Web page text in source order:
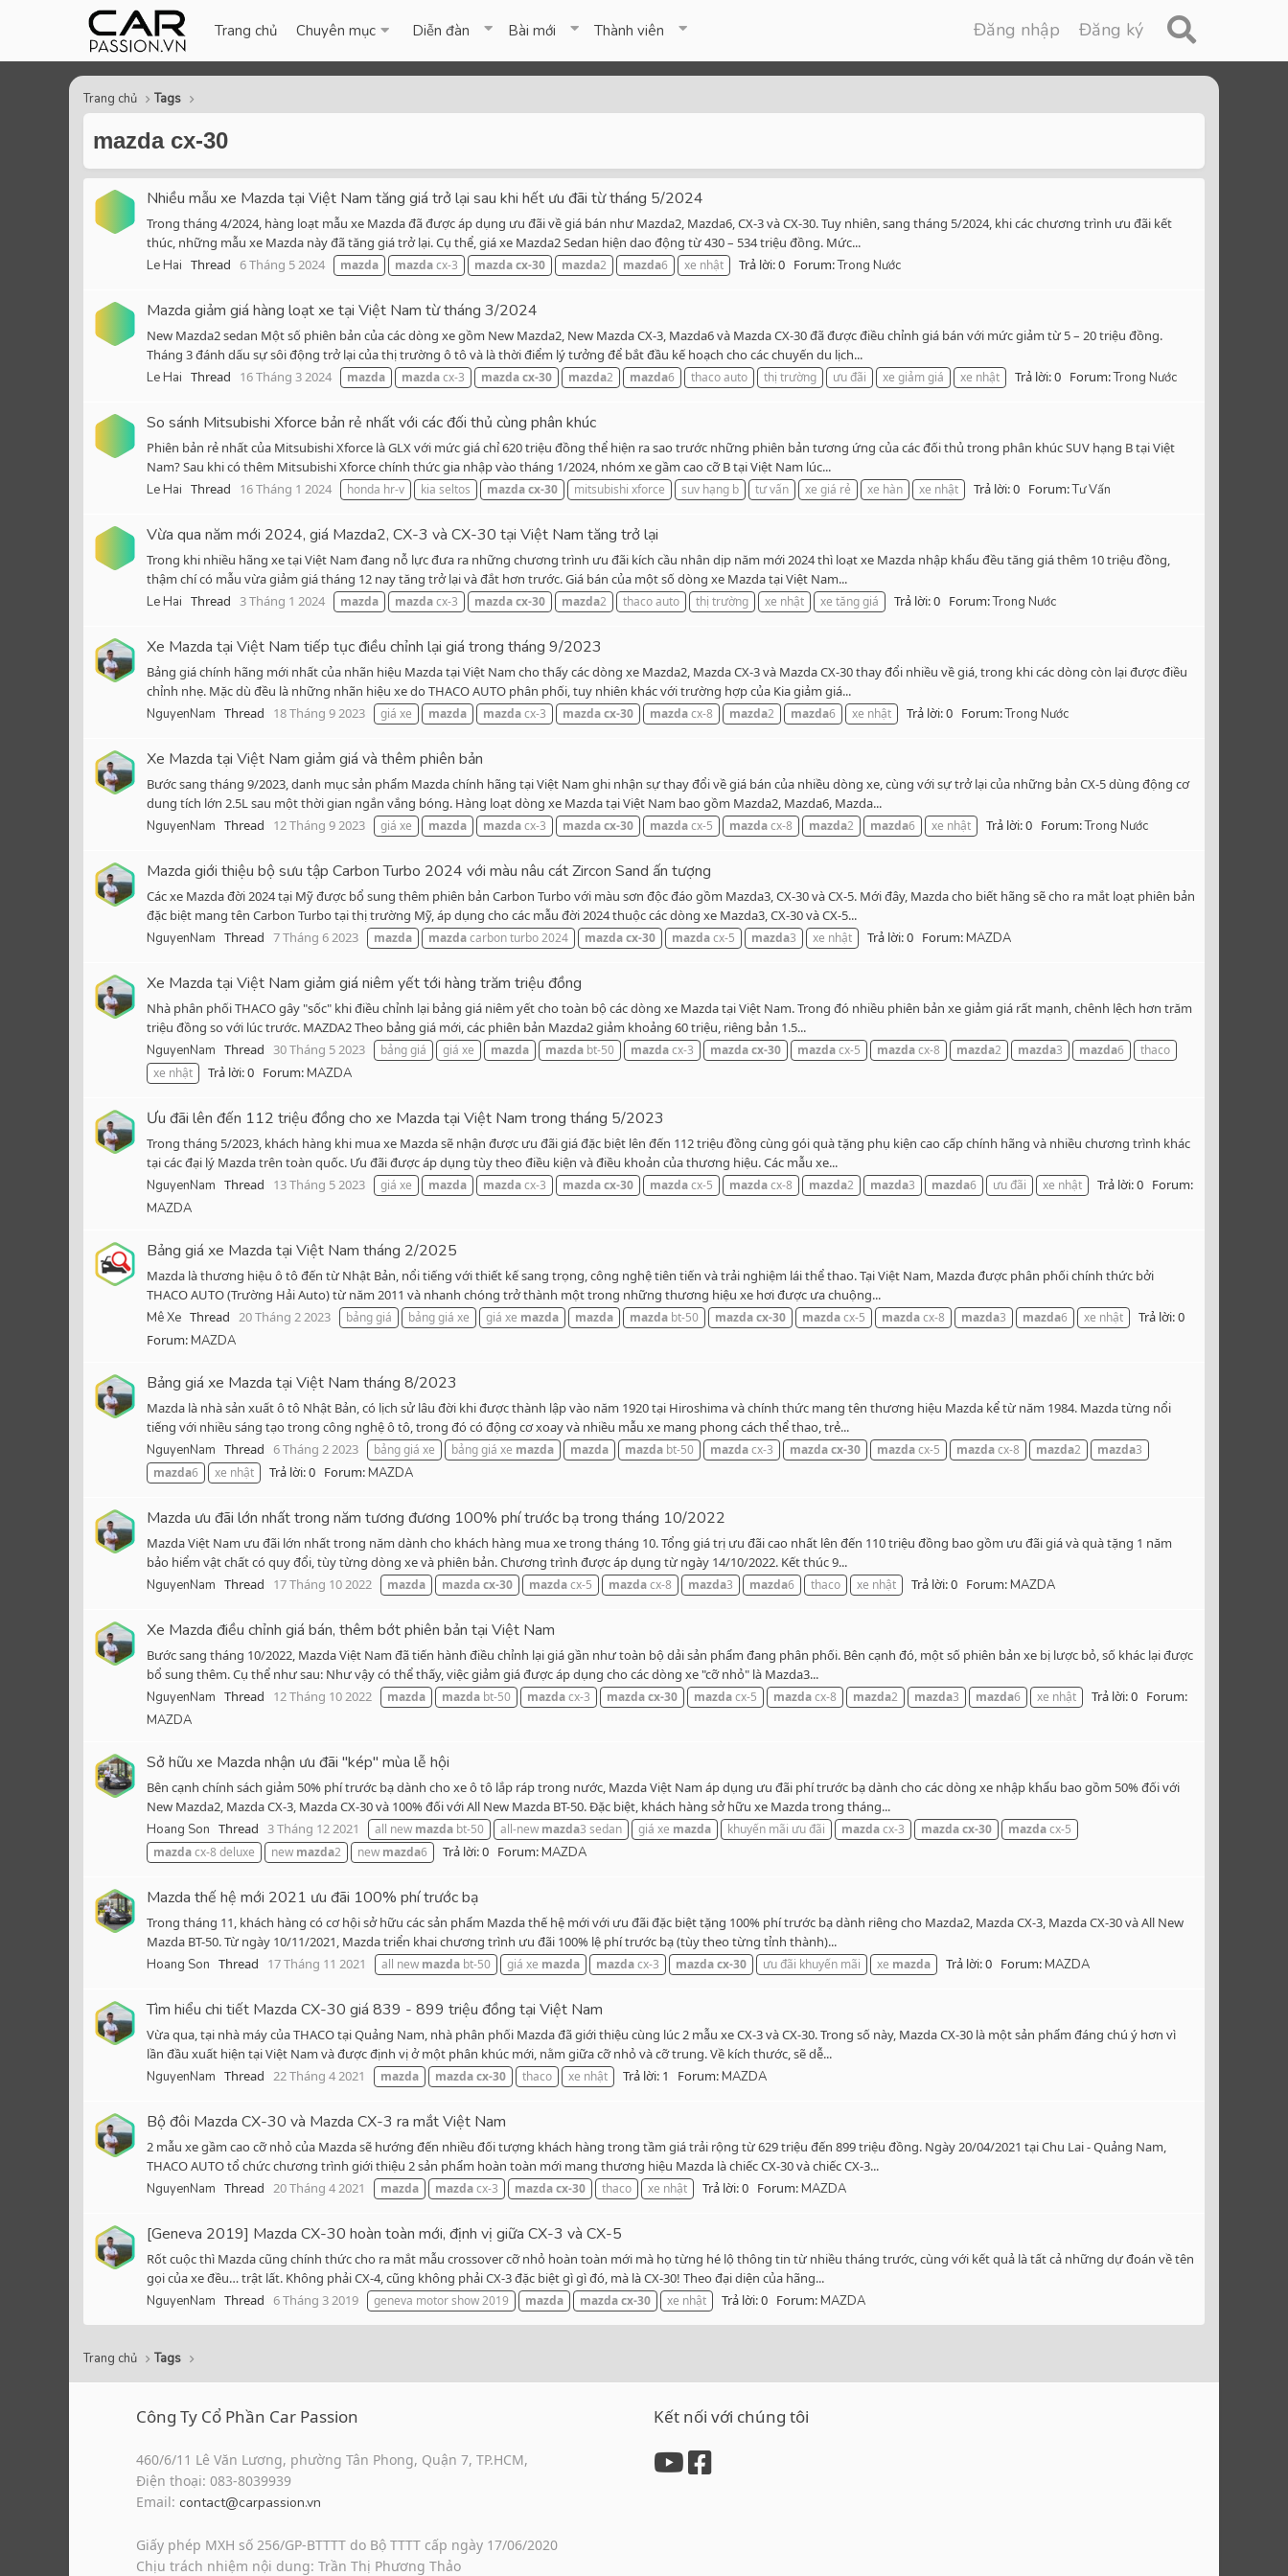
Trang chủ Chuyên mục Diễn đàn Bài mới Thành viên Đăng nhập Đăng ký
Trang chủ Tags
mazda cx-30
Nhiều mẫu xe Mazda tại Việt Nam tăng giá trở lại sau khi hết ưu đãi từ tháng 5/2024
Trong tháng 4/2024, hàng loạt mẫu xe Mazda đã được áp dụng ưu đãi về giá bán như Mazda2, Mazda6, CX-3 và CX-30. Tuy nhiên, sang tháng 5/2024, khi các chương trình ưu đãi kết
thúc, những mẫu xe Mazda này đã tăng giá trở lại. Cụ thể, giá xe Mazda2 Sedan hiện dao động từ 430 – 534 triệu đồng. Mức...
Le Hai Thread 6 Tháng 5 2024 mazda mazdacx-3 mazdacx-30 mazda2 mazda6 xe nhật Trả lời: 0 Forum:Trong Nước
Mazda giảm giá hàng loạt xe tại Việt Nam từ tháng 3/2024
New Mazda2 sedan Một số phiên bản của các dòng xe gồm New Mazda2, New Mazda CX-3, Mazda6 và Mazda CX-30 đã được điều chỉnh giá bán với mức giảm từ 5 – 20 triệu đồng.
Tháng 3 đánh dấu sự sôi động trở lại của thị trường ô tô và là thời điểm lý tưởng để bắt đầu kế hoạch cho các chuyến du lịch...
Le Hai Thread 16 Tháng 3 2024 mazda mazdacx-3 mazdacx-30 mazda2 mazda6 thaco auto thị trường ưu đãi xe giảm giá xe nhật Trả lời: 0 Forum:Trong Nước
So sánh Mitsubishi Xforce bản rẻ nhất với các đối thủ cùng phân khúc
Phiên bản rẻ nhất của Mitsubishi Xforce là GLX với mức giá chỉ 620 triệu đồng thể hiện ra sao trước những phiên bản tương ứng của các đối thủ trong phân khúc SUV hạng B tại Việt
Nam? Sau khi có thêm Mitsubishi Xforce chính thức gia nhập vào tháng 1/2024, nhóm xe gầm cao cỡ B tại Việt Nam lúc...
Le Hai Thread 16 Tháng 1 2024 honda hr-v kia seltos mazdacx-30 mitsubishi xforce suv hạng b tư vấn xe giá rẻ xe hàn xe nhật Trả lời: 0 Forum:Tư Vấn
Vừa qua năm mới 2024, giá Mazda2, CX-3 và CX-30 tại Việt Nam tăng trở lại
Trong khi nhiều hãng xe tại Việt Nam đang nỗ lực đưa ra những chương trình ưu đãi kích cầu nhân dịp năm mới 2024 thì loạt xe Mazda nhập khẩu đều tăng giá thêm 10 triệu đồng,
thậm chí có mẫu vừa giảm giá tháng 12 nay tăng trở lại và đắt hơn trước. Giá bán của một số dòng xe Mazda tại Việt Nam...
Le Hai Thread 3 Tháng 1 2024 mazda mazdacx-3 mazdacx-30 mazda2 thaco auto thị trường xe nhật xe tăng giá Trả lời: 0 Forum:Trong Nước
Xe Mazda tại Việt Nam tiếp tục điều chỉnh lại giá trong tháng 9/2023
Bảng giá chính hãng mới nhất của nhãn hiệu Mazda tại Việt Nam cho thấy các dòng xe Mazda2, Mazda CX-3 và Mazda CX-30 thay đổi nhiều về giá, trong khi các dòng còn lại được điều
chỉnh nhẹ. Mặc dù đều là những nhãn hiệu xe do THACO AUTO phân phối, tuy nhiên khác với trường hợp của Kia giảm giá...
NguyenNam Thread 18 Tháng 9 2023 giá xe mazda mazdacx-3 mazdacx-30 mazdacx-8 mazda2 mazda6 xe nhật Trả lời: 0 Forum:Trong Nước
Xe Mazda tại Việt Nam giảm giá và thêm phiên bản
Bước sang tháng 9/2023, danh mục sản phẩm Mazda chính hãng tại Việt Nam ghi nhận sự thay đổi về giá bán của nhiều dòng xe, cùng với sự trở lại của những bản CX-5 dùng động cơ
dung tích lớn 2.5L sau một thời gian ngắn vắng bóng. Hàng loạt dòng xe Mazda tại Việt Nam bao gồm Mazda2, Mazda6, Mazda...
NguyenNam Thread 12 Tháng 9 2023 giá xe mazda mazdacx-3 mazdacx-30 mazdacx-5 mazdacx-8 mazda2 mazda6 xe nhật Trả lời: 0 Forum:Trong Nước
Mazda giới thiệu bộ sưu tập Carbon Turbo 2024 với màu nâu cát Zircon Sand ấn tượng
Các xe Mazda đời 2024 tại Mỹ được bổ sung thêm phiên bản Carbon Turbo với màu sơn độc đáo gồm Mazda3, CX-30 và CX-5. Mới đây, Mazda cho biết hãng sẽ cho ra mắt loạt phiên bản
đặc biệt mang tên Carbon Turbo tại thị trường Mỹ, áp dụng cho các mẫu đời 2024 thuộc các dòng xe Mazda3, CX-30 và CX-5...
NguyenNam Thread 7 Tháng 6 2023 mazda mazdacarbon turbo 2024 mazdacx-30 mazdacx-5 mazda3 xe nhật Trả lời: 0 Forum:MAZDA
Xe Mazda tại Việt Nam giảm giá niêm yết tới hàng trăm triệu đồng
Nhà phân phối THACO gây "sốc" khi điều chỉnh lại bảng giá niêm yết cho toàn bộ các dòng xe Mazda tại Việt Nam. Trong đó nhiều phiên bản xe giảm giá rất mạnh, chênh lệch hơn trăm
triệu đồng so với lúc trước. MAZDA2 Theo bảng giá mới, các phiên bản Mazda2 giảm khoảng 60 triệu, riêng bản 1.5...
NguyenNam Thread 30 Tháng 5 2023 bảng giá giá xe mazda mazda bt-50 mazdacx-3 mazdacx-30 mazdacx-5 mazdacx-8 mazda2 mazda3 mazda6
thaco
xe nhật
Trả lời: 0 Forum:MAZDA
Ưu đãi lên đến 112 triệu đồng cho xe Mazda tại Việt Nam trong tháng 5/2023
Trong tháng 5/2023, khách hàng khi mua xe Mazda sẽ nhận được ưu đãi giá đặc biệt lên đến 112 triệu đồng cùng gói quà tặng phụ kiện cao cấp chính hãng và nhiều chương trình khác
tại các đại lý Mazda trên toàn quốc. Ưu đãi được áp dụng tùy theo điều kiện và điều khoản của thương hiệu. Các mẫu xe...
NguyenNam Thread 13 Tháng 5 2023 giá xe mazda mazdacx-3 mazdacx-30 mazdacx-5 mazdacx-8 mazda2 mazda3 mazda6 ưu đãi xe nhật Trả lời: 0 Forum:
MAZDA
Bảng giá xe Mazda tại Việt Nam tháng 2/2025
Mazda là thương hiệu ô tô đến từ Nhật Bản, nổi tiếng với thiết kế sang trọng, công nghệ tiên tiến và trải nghiệm lái thể thao. Tại Việt Nam, Mazda được phân phối chính thức bởi
THACO AUTO (Trường Hải Auto) từ năm 2011 và nhanh chóng trở thành một trong những thương hiệu xe hơi được ưa chuộng...
Mê Xe Thread 20 Tháng 2 2023 bảng giá bảng giá xe giá xe mazda mazda mazda bt-50 mazdacx-30 mazdacx-5 mazdacx-8 mazda3 mazda6 xe nhật
Trả lời: 0
Forum:MAZDA
Bảng giá xe Mazda tại Việt Nam tháng 8/2023
Mazda là nhà sản xuất ô tô Nhật Bản, có lịch sử lâu đời khi được thành lập vào năm 1920 tại Hiroshima và chính thức mang tên thương hiệu Mazda kể từ năm 1984. Mazda từng nổi
tiếng với nhiều sáng tạo trong công nghệ ô tô, trong đó có động cơ xoay và nhiều mẫu xe mang phong cách thể thao, trẻ...
NguyenNam Thread 6 Tháng 2 2023 bảng giá xe bảng giá xe mazda mazda mazda bt-50 mazdacx-3 mazdacx-30 mazdacx-5 mazdacx-8 mazda2 mazda3
mazda6 xe nhật Trả lời: 0 Forum:MAZDA
Mazda ưu đãi lớn nhất trong năm tương đương 100% phí trước bạ trong tháng 10/2022
Mazda Việt Nam ưu đãi lớn nhất trong năm dành cho khách hàng mua xe trong tháng 10. Tổng giá trị ưu đãi cao nhất lên đến 110 triệu đồng bao gồm ưu đãi giá và quà tặng 1 năm
bảo hiểm vật chất có quy đổi, tùy từng dòng xe và phiên bản. Chương trình được áp dụng từ ngày 14/10/2022. Kết thúc 9...
NguyenNam Thread 17 Tháng 10 2022 mazda mazdacx-30 mazdacx-5 mazdacx-8 mazda3 mazda6 thaco xe nhật Trả lời: 0 Forum:MAZDA
Xe Mazda điều chỉnh giá bán, thêm bớt phiên bản tại Việt Nam
Bước sang tháng 10/2022, Mazda Việt Nam đã tiến hành điều chỉnh lại giá gần như toàn bộ dải sản phẩm đang phân phối. Bên cạnh đó, một số phiên bản xe bị lược bỏ, số khác lại được
bổ sung thêm. Cụ thể như sau: Như vậy có thể thấy, việc giảm giá được áp dụng cho các dòng xe "cỡ nhỏ" là Mazda3...
NguyenNam Thread 12 Tháng 10 2022 mazda mazda bt-50 mazdacx-3 mazdacx-30 mazdacx-5 mazdacx-8 mazda2 mazda3 mazda6 xe nhật Trả lời: 0 Forum:
MAZDA
Sở hữu xe Mazda nhận ưu đãi "kép" mùa lễ hội
Bên cạnh chính sách giảm 50% phí trước bạ dành cho xe ô tô lắp ráp trong nước, Mazda Việt Nam áp dụng ưu đãi phí trước bạ dành cho các dòng xe nhập khẩu bao gồm 50% đối với
New Mazda2, Mazda CX-3, Mazda CX-30 và 100% đối với All New Mazda BT-50. Đặc biệt, khách hàng sở hữu xe Mazda trong tháng...
Hoang Son Thread 3 Tháng 12 2021 all new mazda bt-50 all-new mazda3 sedan giá xe mazda khuyến mãi ưu đãi mazdacx-3 mazdacx-30 mazdacx-5
mazdacx-8 deluxe new mazda2 new mazda6 Trả lời: 0 Forum:MAZDA
Mazda thế hệ mới 2021 ưu đãi 100% phí trước bạ
Trong tháng 11, khách hàng có cơ hội sở hữu các sản phẩm Mazda thế hệ mới với ưu đãi đặc biệt tặng 100% phí trước bạ dành riêng cho Mazda2, Mazda CX-3, Mazda CX-30 và All New
Mazda BT-50. Từ ngày 10/11/2021, Mazda triển khai chương trình ưu đãi 100% lệ phí trước bạ (tùy theo từng tỉnh thành)...
Hoang Son Thread 17 Tháng 11 2021 all new mazda bt-50 giá xe mazda mazdacx-3 mazdacx-30 ưu đãi khuyến mãi xe mazda Trả lời: 0 Forum:MAZDA
Tìm hiểu chi tiết Mazda CX-30 giá 839 - 899 triệu đồng tại Việt Nam
Vừa qua, tại nhà máy của THACO tại Quảng Nam, nhà phân phối Mazda đã giới thiệu cùng lúc 2 mẫu xe CX-3 và CX-30. Trong số này, Mazda CX-30 là một sản phẩm đáng chú ý hơn vì
lần đầu xuất hiện tại Việt Nam và được định vị ở một phân khúc mới, nằm giữa cỡ nhỏ và cỡ trung. Về kích thước, sẽ dễ...
NguyenNam Thread 22 Tháng 4 2021 mazda mazdacx-30 thaco xe nhật Trả lời: 1 Forum:MAZDA
Bộ đôi Mazda CX-30 và Mazda CX-3 ra mắt Việt Nam
2 mẫu xe gầm cao cỡ nhỏ của Mazda sẽ hướng đến nhiều đối tượng khách hàng trong tầm giá trải rộng từ 629 triệu đến 899 triệu đồng. Ngày 20/04/2021 tại Chu Lai - Quảng Nam,
THACO AUTO tổ chức chương trình giới thiệu 2 sản phẩm hoàn toàn mới mang thương hiệu Mazda là chiếc CX-30 và chiếc CX-3...
NguyenNam Thread 20 Tháng 4 2021 mazda mazdacx-3 mazdacx-30 thaco xe nhật Trả lời: 0 Forum:MAZDA
[Geneva 2019] Mazda CX-30 hoàn toàn mới, định vị giữa CX-3 và CX-5
Rốt cuộc thì Mazda cũng chính thức cho ra mắt mẫu crossover cỡ nhỏ hoàn toàn mới mà họ từng hé lộ thông tin từ nhiều tháng trước, cùng với kết quả là tất cả những dự đoán về tên
gọi của xe đều… trật lất. Không phải CX-4, cũng không phải CX-3 đặc biệt gì gì đó, mà là CX-30! Theo đại diện của hãng...
NguyenNam Thread 6 Tháng 3 2019 geneva motor show 2019 mazda mazdacx-30 xe nhật Trả lời: 0 Forum:MAZDA
Trang chủ Tags
Công Ty Cổ Phần Car Passion
460/6/11 Lê Văn Lương, phường Tân Phong, Quận 7, TP.HCM,
Điện thoại: 083-8039939
Email: contact@carpassion.vn
Giấy phép MXH số 256/GP-BTTTT do Bộ TTTT cấp ngày 17/06/2020
Chịu trách nhiệm nội dung: Trần Thị Phương Thảo
Kết nối với chúng tôi